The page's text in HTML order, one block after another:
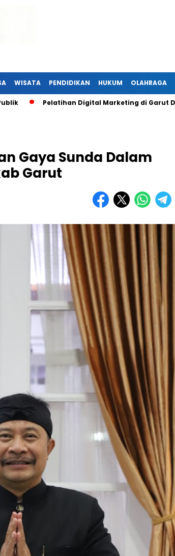
WISATA PENDIDIKAN HUKUM OLAHRAGA
Pelatihan Digital Marketing di Garut Dapat
Gaya Sunda Dalam
Garut